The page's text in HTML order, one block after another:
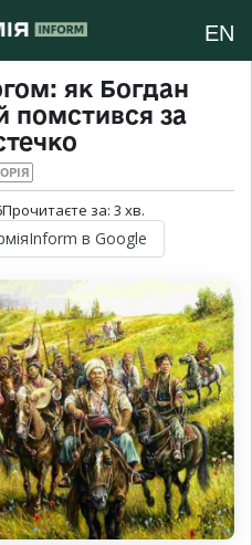
EN
як Богдан
помстився за
Прочитаєте за: 3 хв.
в Google